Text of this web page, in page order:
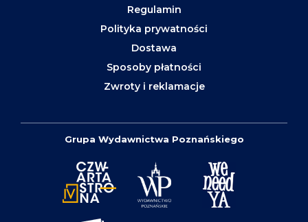
Regulamin
Polityka prywatności
Dostawa
Sposoby płatności
Zwroty i reklamacje
Grupa Wydawnictwa Poznańskiego